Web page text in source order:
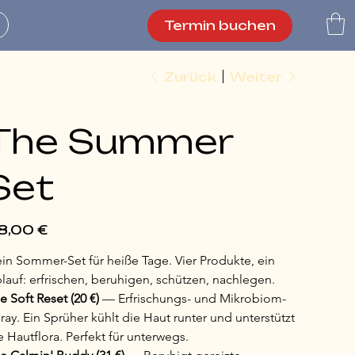
Termin buchen
Zurück Weiter
Summer
€
Sommer-Set für heiße Tage. Vier Produkte, ein
erfrischen, beruhigen, schützen, nachlegen.
Soft Reset (20 €) — Erfrischungs- und Mikrobiom-
Ein Sprüher kühlt die Haut runter und unterstützt
Hautflora. Perfekt für unterwegs.